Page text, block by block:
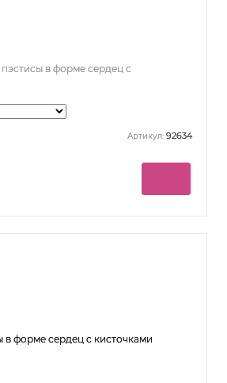
в форме сердец с
Артикул: 92634